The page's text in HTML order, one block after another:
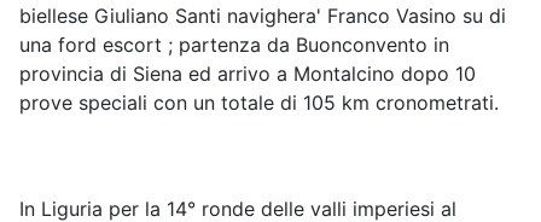
biellese Giuliano Santi navighera' Franco Vasino su di
una ford escort ; partenza da Buonconvento in
provincia di Siena ed arrivo a Montalcino dopo 10
prove speciali con un totale di 105 km cronometrati.
In Liguria per la 14° ronde delle valli imperiesi al